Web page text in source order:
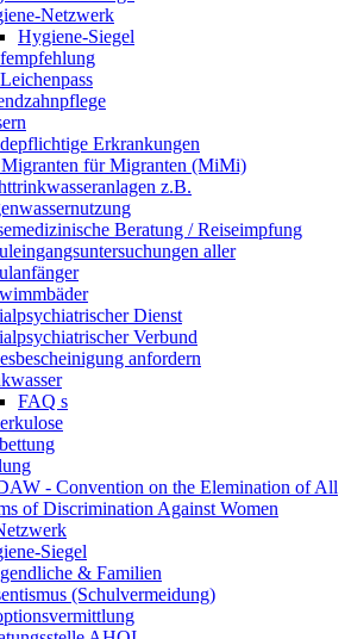
Netzwerk
Hygiene-Siegel
Erkrankungen
für Migranten (MiMi)
z.B.
Beratung / Reiseimpfung
aller
Dienst
Verbund
anfordern
FAQ s
- Convention on the Elemination of All
of Discrimination Against Women
Siegel
& Familien
(Schulvermeidung)